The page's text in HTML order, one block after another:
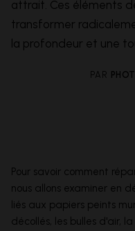
attrait. Ces éléments
transformer
la profondeur et une
PAR
Pour savoir comment
nous allons examiner en
liés aux papiers peints
décollés, les bulles d'air,